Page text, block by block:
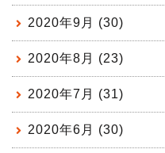
2020年9月 (30)
2020年8月 (23)
2020年7月 (31)
2020年6月 (30)